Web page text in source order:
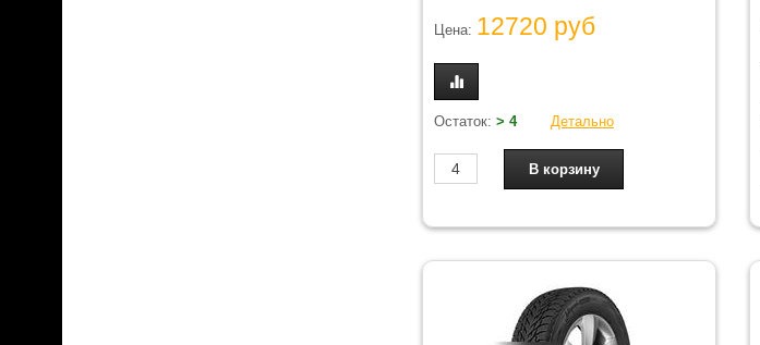
Цена: 12720 руб
Остаток: > 4 Детально